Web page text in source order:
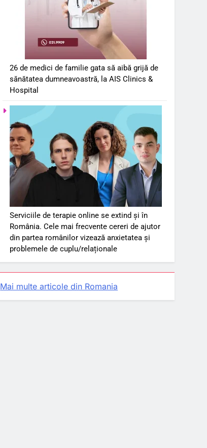
26 de medici de familie gata să aibă grijă de
sănătatea dumneavoastră, la AIS Clinics &
Hospital
Serviciile de terapie online se extind și în
România. Cele mai frecvente cereri de ajutor
din partea românilor vizează anxietatea și
problemele de cuplu/relaționale
Mai multe articole din Romania